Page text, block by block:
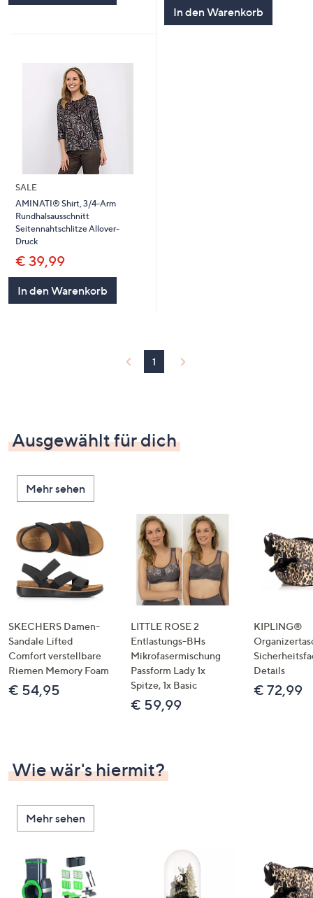
In den Warenkorb
SALE
AMINATI® Shirt, 3/4-Arm
Rundhalsausschnitt
Seitennahtschlitze Allover-
Druck
€ 39,99
In den Warenkorb
1
Ausgewählt für dich
Mehr sehen
SKECHERS Damen-
Sandale Lifted
Comfort verstellbare
Riemen Memory Foam
€ 54,95
LITTLE ROSE 2
Entlastungs-BHs
Mikrofasermischung
Passform Lady 1x
Spitze, 1x Basic
€ 59,99
KIPLING®
Details
€ 72,99
Wie wär's hiermit?
Mehr sehen